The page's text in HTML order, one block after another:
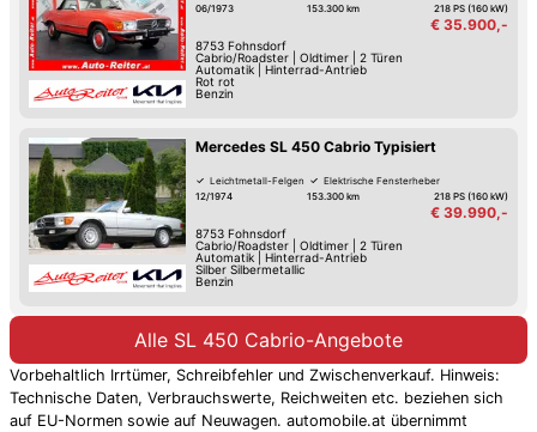
06/1973
153.300 km 218 PS (160 kW)
€ 35.900,-
8753 Fohnsdorf
Cabrio/Roadster| Oldtimer|
2 Türen
Automatik| Hinterrad-Antrieb
Rot rot
Benzin
Mercedes SL 450 Cabrio Typisiert
Leichtmetall-Felgen
Elektrische Fensterheber
12/1974
153.300 km 218 PS (160 kW)
€ 39.990,-
8753 Fohnsdorf
Cabrio/Roadster| Oldtimer|
2 Türen
Automatik| Hinterrad-Antrieb
Silber Silbermetallic
Benzin
Alle SL 450 Cabrio-Angebote
Vorbehaltlich Irrtümer, Schreibfehler und Zwischenverkauf. Hinweis:
Technische Daten, Verbrauchswerte, Reichweiten etc. beziehen sich
auf EU-Normen sowie auf Neuwagen. automobile.at übernimmt